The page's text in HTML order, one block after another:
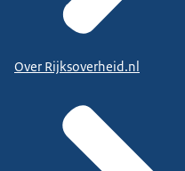
Over Rijksoverheid.nl